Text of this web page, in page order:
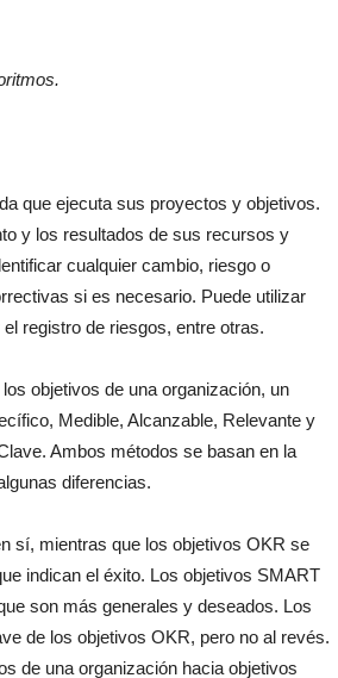
que ejecuta sus proyectos y objetivos.
y los resultados de sus recursos y
cualquier cambio, riesgo o
si es necesario. Puede utilizar
registro de riesgos, entre otras.
objetivos de una organización, un
Medible, Alcanzable, Relevante y
Ambos métodos se basan en la
diferencias.
sí, mientras que los objetivos OKR se
indican el éxito. Los objetivos SMART
son más generales y deseados. Los
de los objetivos OKR, pero no al revés.
de una organización hacia objetivos